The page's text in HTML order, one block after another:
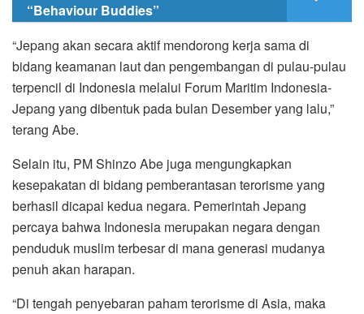
“Behaviour Buddies”
“Jepang akan secara aktif mendorong kerja sama di
bidang keamanan laut dan pengembangan di pulau-pulau
terpencil di Indonesia melalui Forum Maritim Indonesia-
Jepang yang dibentuk pada bulan Desember yang lalu,”
terang Abe.
Selain itu, PM Shinzo Abe juga mengungkapkan
kesepakatan di bidang pemberantasan terorisme yang
berhasil dicapai kedua negara. Pemerintah Jepang
percaya bahwa Indonesia merupakan negara dengan
penduduk muslim terbesar di mana generasi mudanya
penuh akan harapan.
“Di tengah penyebaran paham terorisme di Asia, maka